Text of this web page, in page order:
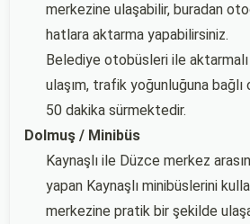
merkezine ulaşabilir, buradan
hatlara aktarma yapabilirsiniz.
Belediye otobüsleri ile
ulaşım, trafik yoğunluğuna
50 dakika sürmektedir.
Dolmuş / Minibüs
Kaynaşlı ile Düzce merkez
yapan Kaynaşlı minibüslerini
merkezine pratik bir şekilde